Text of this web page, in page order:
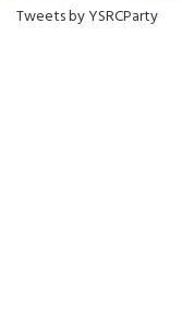
Tweets by YSRCParty